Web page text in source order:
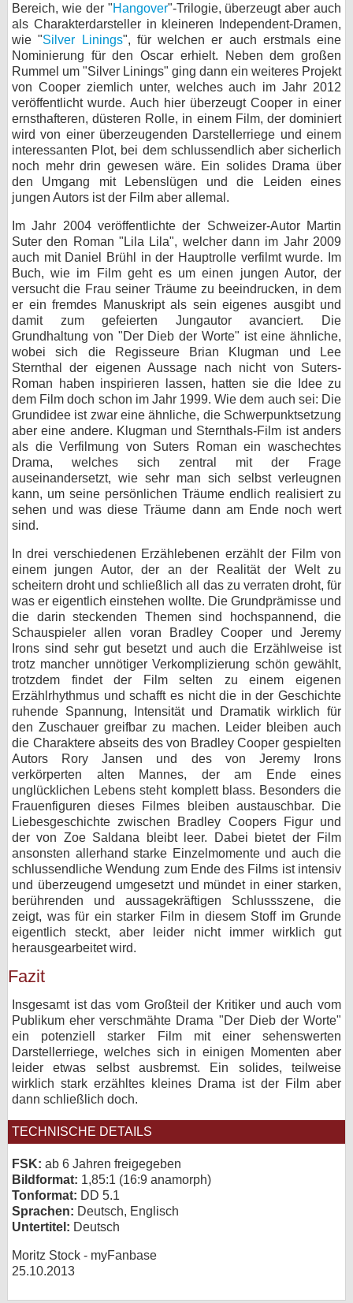
Bereich, wie der "Hangover"-Trilogie, überzeugt aber auch
als Charakterdarsteller in kleineren Independent-Dramen,
wie "Silver Linings", für welchen er auch erstmals eine
Nominierung für den Oscar erhielt. Neben dem großen
Rummel um "Silver Linings" ging dann ein weiteres Projekt
von Cooper ziemlich unter, welches auch im Jahr 2012
veröffentlicht wurde. Auch hier überzeugt Cooper in einer
ernsthafteren, düsteren Rolle, in einem Film, der dominiert
wird von einer überzeugenden Darstellerriege und einem
interessanten Plot, bei dem schlussendlich aber sicherlich
noch mehr drin gewesen wäre. Ein solides Drama über
den Umgang mit Lebenslügen und die Leiden eines
jungen Autors ist der Film aber allemal.
Im Jahr 2004 veröffentlichte der Schweizer-Autor Martin
Suter den Roman "Lila Lila", welcher dann im Jahr 2009
auch mit Daniel Brühl in der Hauptrolle verfilmt wurde. Im
Buch, wie im Film geht es um einen jungen Autor, der
versucht die Frau seiner Träume zu beeindrucken, in dem
er ein fremdes Manuskript als sein eigenes ausgibt und
damit zum gefeierten Jungautor avanciert. Die
Grundhaltung von "Der Dieb der Worte" ist eine ähnliche,
wobei sich die Regisseure Brian Klugman und Lee
Sternthal der eigenen Aussage nach nicht von Suters-
Roman haben inspirieren lassen, hatten sie die Idee zu
dem Film doch schon im Jahr 1999. Wie dem auch sei: Die
Grundidee ist zwar eine ähnliche, die Schwerpunktsetzung
aber eine andere. Klugman und Sternthals-Film ist anders
als die Verfilmung von Suters Roman ein waschechtes
Drama, welches sich zentral mit der Frage
auseinandersetzt, wie sehr man sich selbst verleugnen
kann, um seine persönlichen Träume endlich realisiert zu
sehen und was diese Träume dann am Ende noch wert
sind.
In drei verschiedenen Erzählebenen erzählt der Film von
einem jungen Autor, der an der Realität der Welt zu
scheitern droht und schließlich all das zu verraten droht, für
was er eigentlich einstehen wollte. Die Grundprämisse und
die darin steckenden Themen sind hochspannend, die
Schauspieler allen voran Bradley Cooper und Jeremy
Irons sind sehr gut besetzt und auch die Erzählweise ist
trotz mancher unnötiger Verkomplizierung schön gewählt,
trotzdem findet der Film selten zu einem eigenen
Erzählrhythmus und schafft es nicht die in der Geschichte
ruhende Spannung, Intensität und Dramatik wirklich für
den Zuschauer greifbar zu machen. Leider bleiben auch
die Charaktere abseits des von Bradley Cooper gespielten
Autors Rory Jansen und des von Jeremy Irons
verkörperten alten Mannes, der am Ende eines
unglücklichen Lebens steht komplett blass. Besonders die
Frauenfiguren dieses Filmes bleiben austauschbar. Die
Liebesgeschichte zwischen Bradley Coopers Figur und
der von Zoe Saldana bleibt leer. Dabei bietet der Film
ansonsten allerhand starke Einzelmomente und auch die
schlussendliche Wendung zum Ende des Films ist intensiv
und überzeugend umgesetzt und mündet in einer starken,
berührenden und aussagekräftigen Schlussszene, die
zeigt, was für ein starker Film in diesem Stoff im Grunde
eigentlich steckt, aber leider nicht immer wirklich gut
herausgearbeitet wird.
Fazit
Insgesamt ist das vom Großteil der Kritiker und auch vom
Publikum eher verschmähte Drama "Der Dieb der Worte"
ein potenziell starker Film mit einer sehenswerten
Darstellerriege, welches sich in einigen Momenten aber
leider etwas selbst ausbremst. Ein solides, teilweise
wirklich stark erzähltes kleines Drama ist der Film aber
dann schließlich doch.
TECHNISCHE DETAILS
FSK: ab 6 Jahren freigegeben
Bildformat: 1,85:1 (16:9 anamorph)
Tonformat: DD 5.1
Sprachen: Deutsch, Englisch
Untertitel: Deutsch
Moritz Stock - myFanbase
25.10.2013